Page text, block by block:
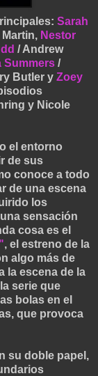
Sarah
Nestor
/ Andrew
Summers /
Butler y Zoey
y Nicole
el entorno
de sus
conoce a todo
de una escena
los
sensación
cosa es el
, el estreno de la
algo más de
la escena de la
serie que
bolas en el
que provoca
su doble papel,